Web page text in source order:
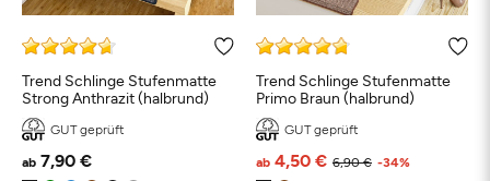
Trend Schlinge Stufenmatte
Strong Anthrazit (halbrund)
GUT geprüft
ab 7,90 €
Trend Schlinge Stufenmatte
Primo Braun (halbrund)
GUT geprüft
6,90 €
ab 4,50 € -34%